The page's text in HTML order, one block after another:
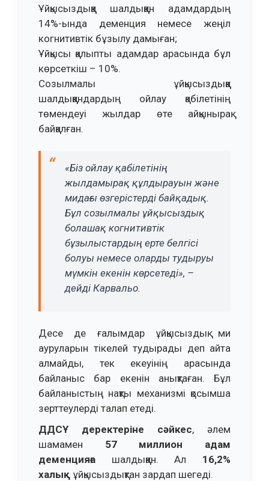
Ұйқысыздыққа шалдыққан адамдардың
14%-ында деменция немесе жеңіл
когнитивтік бұзылу дамыған;
Ұйқысы қалыпты адамдар арасында бұл
көрсеткіш – 10%.
Созылмалы ұйқысыздыққа
шалдыққандардың ойлау қабілетінің
төмендеуі жылдар өте айқынырақ
байқалған.
«Біз ойлау қабілетінің
жылдамырақ құлдырауын және
мидағы өзгерістерді байқадық.
Бұл созылмалы ұйқысыздық
болашақ когнитивтік
бұзылыстардың ерте белгісі
болуы немесе оларды тудыруы
мүмкін екенін көрсетеді», –
дейді Карвальо.
Десе де ғалымдар ұйқысыздық ми
ауруларын тікелей тудырады деп айта
алмайды, тек екеуінің арасында
байланыс бар екенін анықтаған. Бұл
байланыстың нақты механизмі қосымша
зерттеулерді талап етеді.
ДДСҰ деректеріне сәйкес, әлем
шамамен 57 миллион адам
деменцияға шалдыққан. Ал 16,2%
халық ұйқысыздықтан зардап шегеді.